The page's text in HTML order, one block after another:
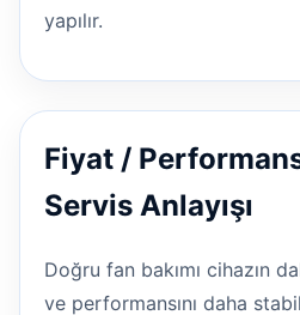
yapılır.
Fiyat /
Servis Anlayışı
Doğru fan bakımı cihazın
ve performansını daha